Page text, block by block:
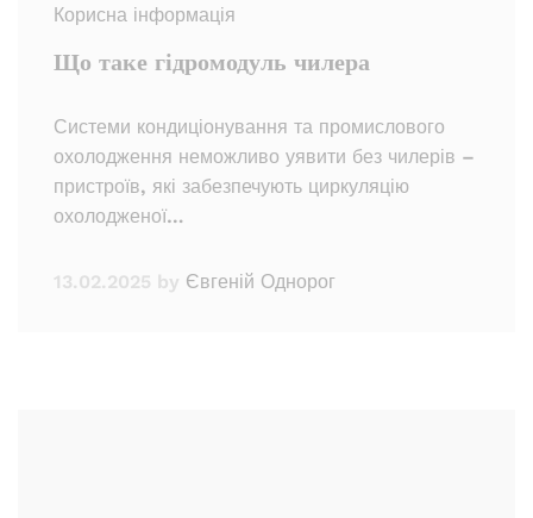
Корисна інформація
Що таке гідромодуль чилера
Системи кондиціонування та промислового
охолодження неможливо уявити без чилерів –
пристроїв, які забезпечують циркуляцію
охолодженої…
13.02.2025 by Євгеній Однорог